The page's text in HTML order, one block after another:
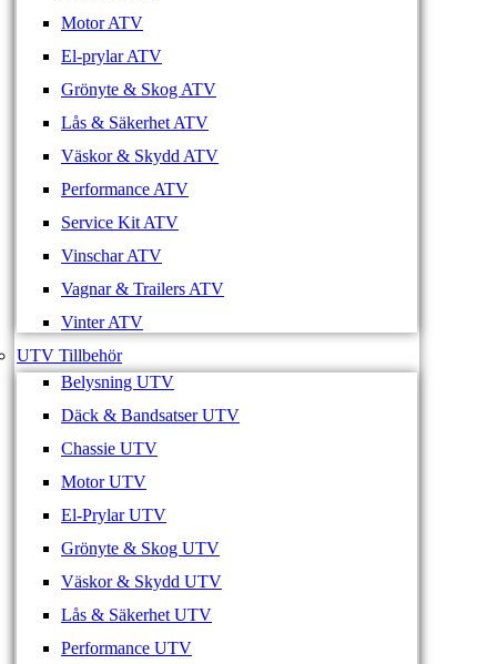
Motor ATV
El-prylar ATV
Grönyte & Skog ATV
Lås & Säkerhet ATV
Väskor & Skydd ATV
Performance ATV
Service Kit ATV
Vinschar ATV
Vagnar & Trailers ATV
Vinter ATV
UTV Tillbehör
Belysning UTV
Däck & Bandsatser UTV
Chassie UTV
Motor UTV
El-Prylar UTV
Grönyte & Skog UTV
Väskor & Skydd UTV
Lås & Säkerhet UTV
Performance UTV